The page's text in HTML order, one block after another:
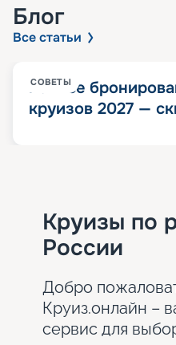
Блог
Все статьи
СОВЕТЫ
Раннее
круизов 2027 —
Круизы по
России
Добро
Круиз.онлайн –
сервис для